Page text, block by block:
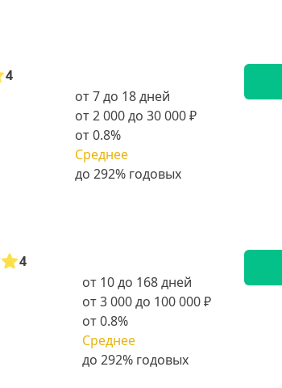
4
от 7 до 18 дней
от 2 000 до 30 000 ₽
от 0.8%
Среднее
4
от 10 до 168 дней
от 3 000 до 100 000 ₽
от 0.8%
Среднее